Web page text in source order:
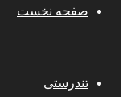
صفحه نخست
تندرستی